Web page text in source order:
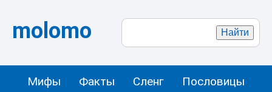
molomo
Мифы Факты Сленг
Пословицы